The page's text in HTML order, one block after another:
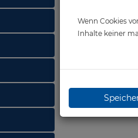
Wenn Cookies
Inhalte keiner